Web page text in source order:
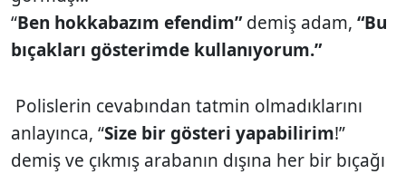
“Ben hokkabazım efendim”demiş adam, “Bu
bıçakları gösterimde kullanıyorum.”
Polislerin cevabından tatmin olmadıklarını
anlayınca, “Size bir gösteri yapabilirim!”
demiş ve çıkmış arabanın dışına her bir bıçağı